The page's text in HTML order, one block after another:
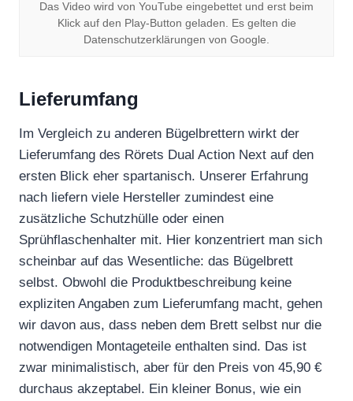
Das Video wird von YouTube eingebettet und erst beim
Klick auf den Play-Button geladen. Es gelten die
Datenschutzerklärungen von Google.
Lieferumfang
Im Vergleich zu anderen Bügelbrettern wirkt der
Lieferumfang des Rörets Dual Action Next auf den
ersten Blick eher spartanisch. Unserer Erfahrung
nach liefern viele Hersteller zumindest eine
zusätzliche Schutzhülle oder einen
Sprühflaschenhalter mit. Hier konzentriert man sich
scheinbar auf das Wesentliche: das Bügelbrett
selbst. Obwohl die Produktbeschreibung keine
expliziten Angaben zum Lieferumfang macht, gehen
wir davon aus, dass neben dem Brett selbst nur die
notwendigen Montageteile enthalten sind. Das ist
zwar minimalistisch, aber für den Preis von 45,90 €
durchaus akzeptabel. Ein kleiner Bonus, wie ein